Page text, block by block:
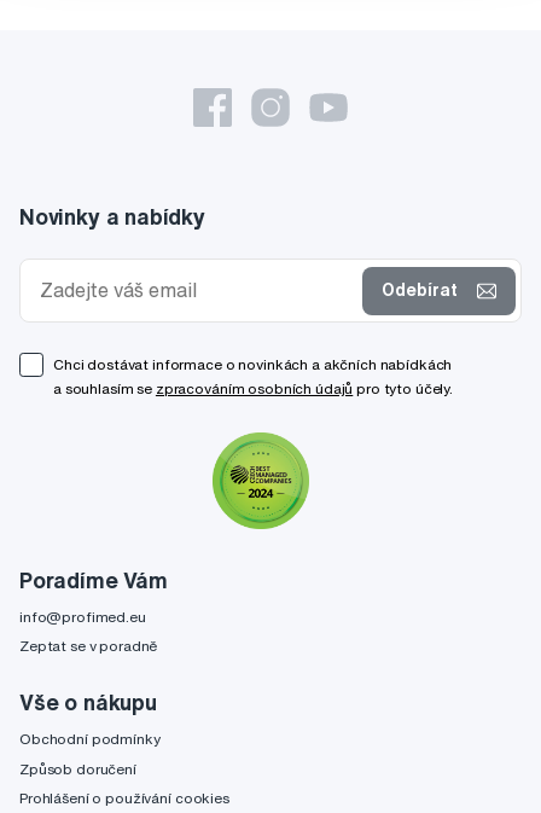
Poradíme Vám
info@profimed.eu
Zeptat se v poradně
Vše o nákupu
Obchodní podmínky
Způsob doručení
Prohlášení o používání cookies
Novinky a nabídky
Odebírat
Chci dostávat informace o novinkách a akčních nabídkách
a souhlasím se zpracováním osobních údajů pro tyto účely.